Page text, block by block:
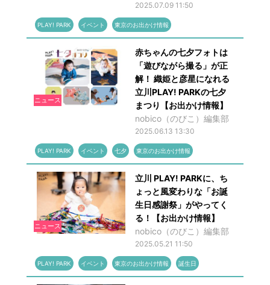
2025.07.09 11:50
PLAY! PARK イベント 東京のお出かけ情報
ニュース
赤ちゃんの七夕フォトは
「遊びながら撮る」が正
解！ 織姫と彦星になれる
立川PLAY! PARKの七夕
まつり【お出かけ情報】
nobico（のびこ）編集部
2025.06.13 13:30
PLAY! PARK イベント 七夕 東京のお出かけ情報
ニュース
立川 PLAY! PARKに、ち
ょっと風変わりな「お誕
生日感謝祭」がやってく
る！【お出かけ情報】
nobico（のびこ）編集部
2025.05.21 11:50
PLAY! PARK イベント 東京のお出かけ情報 誕生日